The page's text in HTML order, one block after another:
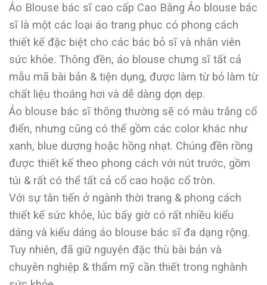
Áo Blouse bác sĩ cao cấp Cao Bằng Áo blouse bác
sĩ là một các loại áo trang phục có phong cách
thiết kế đặc biệt cho các bác bỏ sĩ và nhân viên
sức khỏe. Thông đền, áo blouse chưng sĩ tất cả
mẫu mã bài bản & tiện dụng, được làm từ bỏ làm từ
chất liệu thoáng hơi và dễ dàng dọn dẹp.
Áo blouse bác sĩ thông thường sẽ có màu trắng cổ
điển, nhưng cũng có thể gồm các color khác như
xanh, blue dương hoặc hồng nhạt. Chúng đền rồng
được thiết kế theo phong cách với nút trước, gồm
túi & rất có thể tất cả cổ cao hoặc cổ tròn.
Với sự tân tiến ở ngành thời trang & phong cách
thiết kế sức khỏe, lúc bấy giờ có rất nhiều kiểu
dáng và kiểu dáng áo blouse bác sĩ đa dạng rộng.
Tuy nhiên, đã giữ nguyên đặc thù bài bản và
chuyên nghiệp & thẩm mỹ cần thiết trong nghành